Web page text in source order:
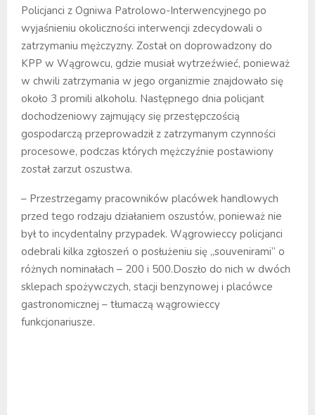
Policjanci z Ogniwa Patrolowo-Interwencyjnego po
wyjaśnieniu okoliczności interwencji zdecydowali o
zatrzymaniu mężczyzny. Został on doprowadzony do
KPP w Wągrowcu, gdzie musiał wytrzeźwieć, ponieważ
w chwili zatrzymania w jego organizmie znajdowało się
około 3 promili alkoholu. Następnego dnia policjant
dochodzeniowy zajmujący się przestępczością
gospodarczą przeprowadził z zatrzymanym czynności
procesowe, podczas których mężczyźnie postawiony
został zarzut oszustwa.
– Przestrzegamy pracowników placówek handlowych
przed tego rodzaju działaniem oszustów, ponieważ nie
był to incydentalny przypadek. Wągrowieccy policjanci
odebrali kilka zgłoszeń o posłużeniu się „souvenirami” o
różnych nominałach – 200 i 500.Doszło do nich w dwóch
sklepach spożywczych, stacji benzynowej i placówce
gastronomicznej – tłumaczą wągrowieccy
funkcjonariusze.